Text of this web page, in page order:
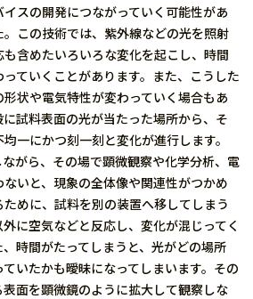
スの開発につながっていく可能性があ
この技術では、紫外線などの光を照射
含めたいろいろな変化を起こし、時間
ていくことがあります。また、こうした
状や電気特性が変わっていく場合もあ
試料表面の光が当たった場所から、そ
一にかつ刻一刻と変化が進行します。
がら、その場で顕微観察や化学分析、電
いと、現象の全体像や関連性がつかめ
めに、試料を別の装置へ移してしまう
に空気などと反応し、変化が混じってく
時間がたってしまうと、光がどの場所
いたかも曖昧になってしまいます。その
面を顕微鏡のように拡大して観察しな